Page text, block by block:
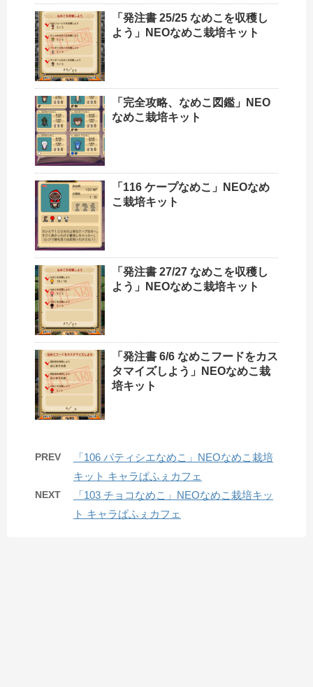
「発注書 25/25 なめこを収穫し
よう」NEOなめこ栽培キット
「完全攻略、なめこ図鑑」NEO
なめこ栽培キット
「116 ケープなめこ」NEOなめ
こ栽培キット
「発注書 27/27 なめこを収穫し
よう」NEOなめこ栽培キット
「発注書 6/6 なめこフードをカス
タマイズしよう」NEOなめこ栽
培キット
PREV
「106 パティシエなめこ」NEOなめこ栽培
キット キャラぱふぇカフェ
NEXT
「103 チョコなめこ」NEOなめこ栽培キッ
ト キャラぱふぇカフェ